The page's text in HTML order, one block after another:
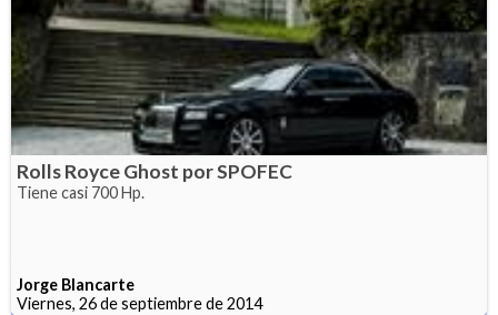
Rolls Royce Ghost por SPOFEC
Tiene casi 700 Hp.
Jorge Blancarte
Viernes, 26 de septiembre de 2014